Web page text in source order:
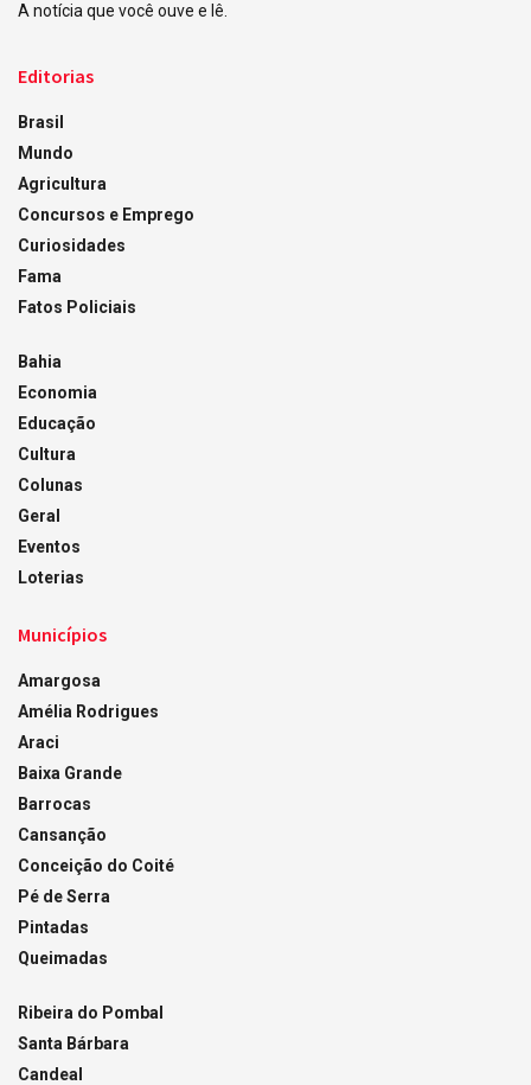
A notícia que você ouve e lê.
Editorias
Brasil
Mundo
Agricultura
Concursos e Emprego
Curiosidades
Fama
Fatos Policiais
Bahia
Economia
Educação
Cultura
Colunas
Geral
Eventos
Loterias
Municípios
Amargosa
Amélia Rodrigues
Araci
Baixa Grande
Barrocas
Cansanção
Conceição do Coité
Pé de Serra
Pintadas
Queimadas
Ribeira do Pombal
Santa Bárbara
Candeal